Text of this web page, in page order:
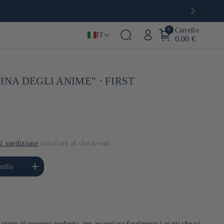
IT
0 Carrello
0.00 €
DEGLI ANIME" ⋅ FIRST
spedizione calcolate al check-out.
quantità per Default
Title